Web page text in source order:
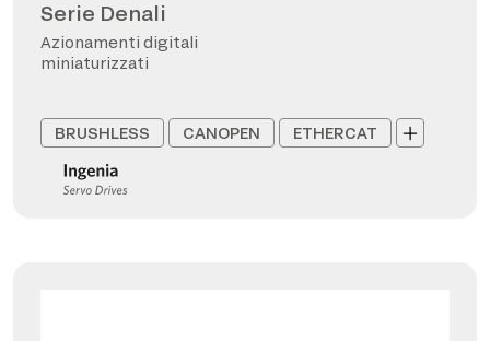
Serie Denali
Azionamenti digitali
miniaturizzati
BRUSHLESS CANOPEN ETHERCAT